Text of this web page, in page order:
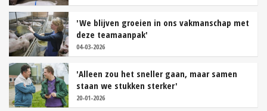
'We blijven groeien in ons vakmanschap met
deze teamaanpak'
04-03-2026
'Alleen zou het sneller gaan, maar samen
staan we stukken sterker'
20-01-2026